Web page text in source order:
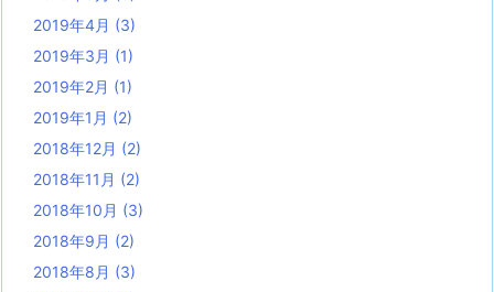
2019年4月 (3)
2019年3月 (1)
2019年2月 (1)
2019年1月 (2)
2018年12月 (2)
2018年11月 (2)
2018年10月 (3)
2018年9月 (2)
2018年8月 (3)